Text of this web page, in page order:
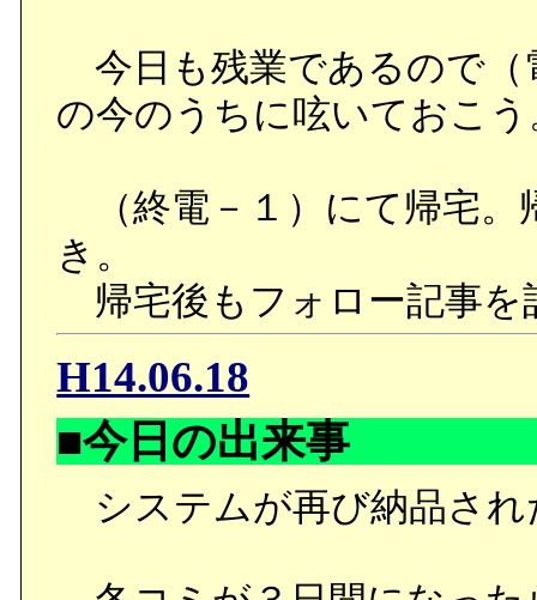
今日も残業であるので（
の今のうちに呟いておこう
（終電－１）にて帰宅。
き。
帰宅後もフォロー記事を
H14.06.18
■今日の出来事
システムが再び納品され